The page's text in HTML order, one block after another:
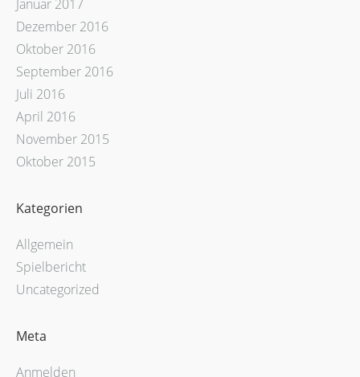
Januar 2017
Dezember 2016
Oktober 2016
September 2016
Juli 2016
April 2016
November 2015
Oktober 2015
Kategorien
Allgemein
Spielbericht
Uncategorized
Meta
Anmelden